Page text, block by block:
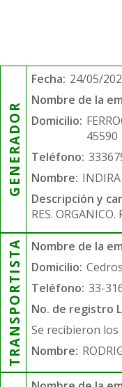
GENERADOR
Fecha: 24/05/
Nombre de la
Domicilio:
45590
Teléfono:
Nombre: INDIRA
Descripción y
RES. ORGANICO.
TRANSPORTISTA Nombre de la
Domicilio:
Teléfono: 33-
No. de registro
Se recibieron
Nombre: